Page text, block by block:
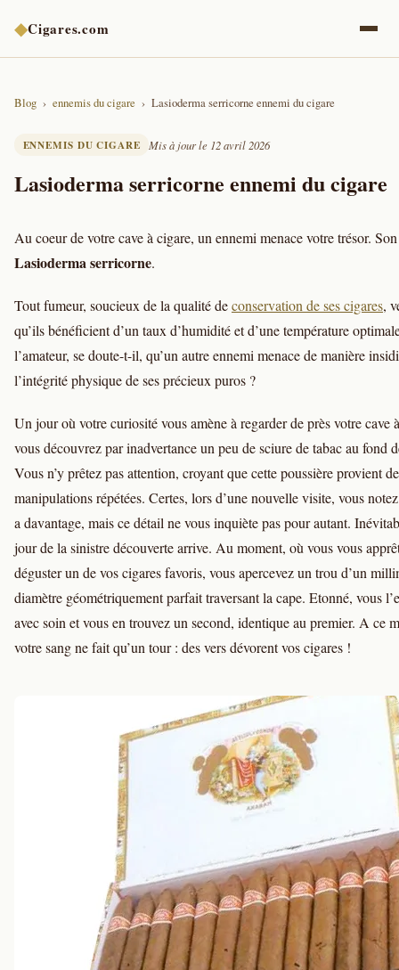
◆Cigares.com
Blog ennemis du cigare Lasioderma serricorne ennemi du cigare
ENNEMIS DU CIGARE Mis à jour le 12 avril 2026
Lasioderma serricorne ennemi du cigare
Au coeur de votre cave à cigare, un ennemi menace votre trésor.
Lasioderma serricorne.
Tout fumeur, soucieux de la qualité deconservation de ses cigares,
qu’ils bénéficient d’un taux d’humidité et d’une température
l’amateur, se doute-t-il, qu’un autre ennemi menace de manière
l’intégrité physique de ses précieux puros ?
Un jour où votre curiosité vous amène à regarder de près votre cave
vous découvrez par inadvertance un peu de sciure de tabac au fond
Vous n’y prêtez pas attention, croyant que cette poussière provient de
manipulations répétées. Certes, lors d’une nouvelle visite, vous
a davantage, mais ce détail ne vous inquiète pas pour autant.
jour de la sinistre découverte arrive. Au moment, où vous vous
déguster un de vos cigares favoris, vous apercevez un trou d’un
diamètre géométriquement parfait traversant la cape. Etonné, vous
avec soin et vous en trouvez un second, identique au premier. A ce
votre sang ne fait qu’un tour : des vers dévorent vos cigares !